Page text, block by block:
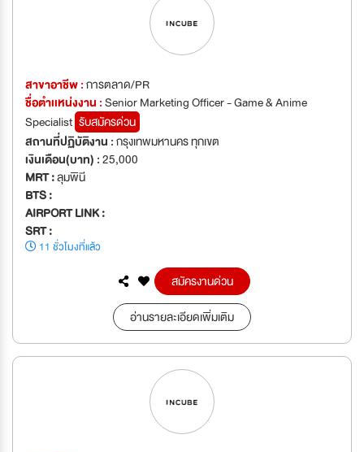
สาขาอาชีพ :การตลาด/PR
ชื่อตำเเหน่งงาน :Senior Marketing Officer - Game & Anime
Specialist รับสมัครด่วน
สถานที่ปฏิบัติงาน :กรุงเทพมหานคร ทุกเขต
เงินเดือน(บาท) :25,000
MRT :ลุมพินี
BTS :
AIRPORT LINK :
SRT :
11 ชั่วโมงที่แล้ว
สมัครงานด่วน
อ่านรายละเอียดเพิ่มเติม